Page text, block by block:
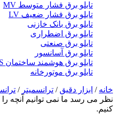
تابلو برق فشار متوسط MV
تابلو برق فشار ضعیف LV
تابلو برق بانک خازنی
تابلو برق اضطراری
تابلو برق صنعتی
تابلو برق آسانسور
تابلو برق هوشمند ساختمان BMS
تابلو برق موتورخانه
خانه / ابزار دقیق / ترانسمیتر /
نظر می رسد ما نمی توانیم آنچه را
کنیم.